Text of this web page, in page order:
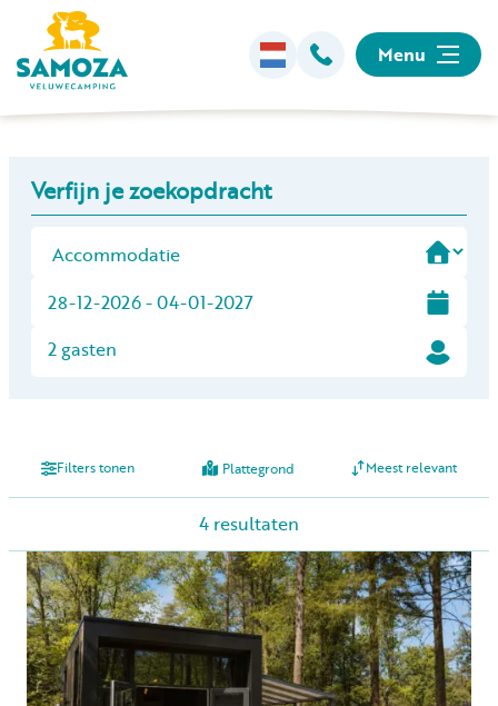
Menu
Faciliteiten
Animatie
Omgeving
Kamperen
Huren
Particulier huren
Verfijn je zoekopdracht
2 gasten
+
−
4 resultaten
Filters tonen Plattegrond Meest relevant